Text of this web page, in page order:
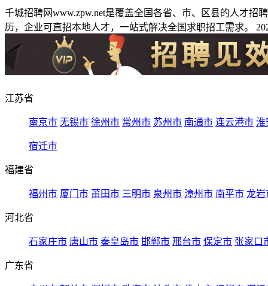
千城招聘网www.zpw.net是覆盖全国各省、市、区县的人才
历，企业可直招本地人才，一站式解决全国求职招工需求。
江苏省
南京市 无锡市 徐州市 常州市 苏州市 南通市 连云港市 淮
宿迁市
福建省
福州市 厦门市 莆田市 三明市 泉州市 漳州市 南平市 龙岩
河北省
石家庄市 唐山市 秦皇岛市 邯郸市 邢台市 保定市 张家口
广东省